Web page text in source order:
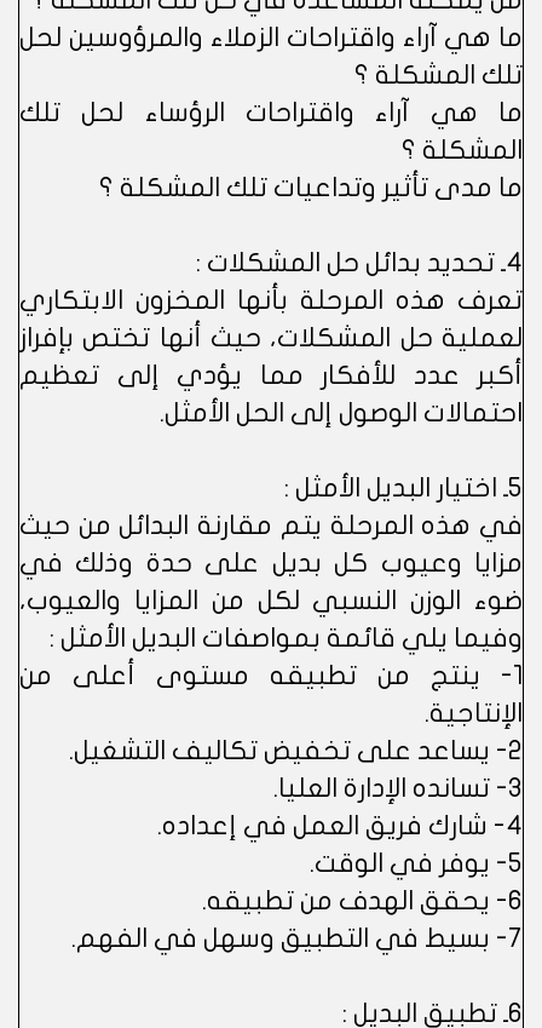
ما هي آراء واقتراحات الزملاء والمرؤوسين لحل
تلك المشكلة ؟
ما هي آراء واقتراحات الرؤساء لحل تلك
المشكلة ؟
ما مدى تأثير وتداعيات تلك المشكلة ؟
4ـ تحديد بدائل حل المشكلات :
تعرف هذه المرحلة بأنها المخزون الابتكاري
لعملية حل المشكلات، حيث أنها تختص بإفراز
أكبر عدد للأفكار مما يؤدي إلى تعظيم
احتمالات الوصول إلى الحل الأمثل.
5ـ اختيار البديل الأمثل :
في هذه المرحلة يتم مقارنة البدائل من حيث
مزايا وعيوب كل بديل على حدة وذلك في
ضوء الوزن النسبي لكل من المزايا والعيوب،
وفيما يلي قائمة بمواصفات البديل الأمثل :
1- ينتج من تطبيقه مستوى أعلى من
الإنتاجية.
2- يساعد على تخفيض تكاليف التشغيل.
3- تسانده الإدارة العليا.
4- شارك فريق العمل في إعداده.
5- يوفر في الوقت.
6- يحقق الهدف من تطبيقه.
7- بسيط في التطبيق وسهل في الفهم.
6ـ تطبيق البديل :